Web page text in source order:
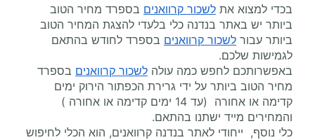
בכדי למצוא את לשכור קרוואנים בספרד מחיר הטוב
ביותר יש באתר בנדנה כלי בלעדי להצגת המחיר הטוב
ביותר עבור לשכור קרוואנים בספרד לחודש בהתאם
לגמישות שלכם.
באפשרותכם לחפש כמה עולה לשכור קרוואנים בספרד
מחיר הטוב ביותר על ידי גרירת הכפתור הירוק ימים
קדימה או אחורה (עד 14 ימים קדימה או אחורה )
והמחירים מייד ישתנו בהתאם.
כלי נוסף, ייחודי לאתר בנדנה קרוואנים, הוא הכלי לחיפוש